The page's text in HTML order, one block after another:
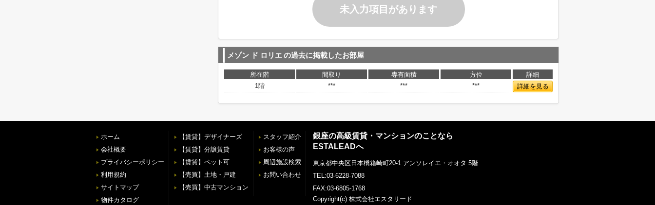
未入力項目があります
メゾン ド ロリエの過去に掲載したお部屋
所在階 間取り 専有面積 方位
詳細
1階
*** *** *** 詳細を見る
ホーム
会社概要
プライバシーポリシー
利用規約
サイトマップ
物件カタログ
【賃貸】デザイナーズ
【賃貸】分譲賃貸
【賃貸】ペット可
【売買】土地・戸建
【売買】中古マンション
スタッフ紹介
お客様の声
周辺施設検索
お問い合わせ
銀座の高級賃貸・マンションのことなら
ESTALEADへ
東京都中央区日本橋箱崎町20-1 アンソレイエ・オオタ 5階
TEL:03-6228-7088
FAX:03-6805-1768
Copyright(c) 株式会社エスタリード